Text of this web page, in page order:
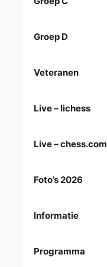
Groep D
Veteranen
Live – lichess
Live – chess.com
Foto’s 2026
Informatie
Programma